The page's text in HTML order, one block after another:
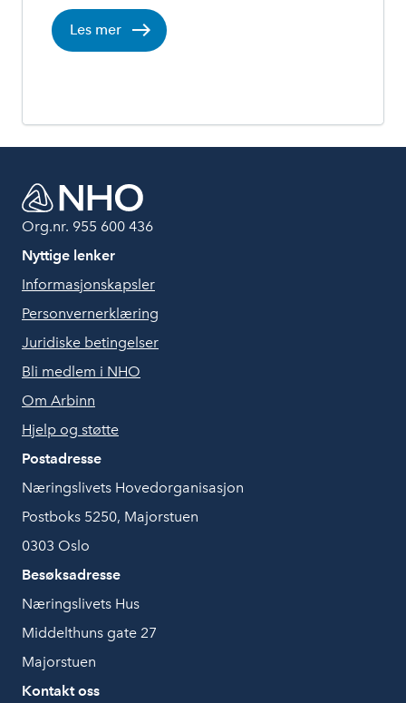
Les mer
Org.nr. 955 600 436
Nyttige lenker
Informasjonskapsler
Personvernerklæring
Juridiske betingelser
Bli medlem i NHO
Om Arbinn
Hjelp og støtte
Postadresse
Næringslivets Hovedorganisasjon
Postboks 5250, Majorstuen
0303 Oslo
Besøksadresse
Næringslivets Hus
Middelthuns gate 27
Majorstuen
Kontakt oss